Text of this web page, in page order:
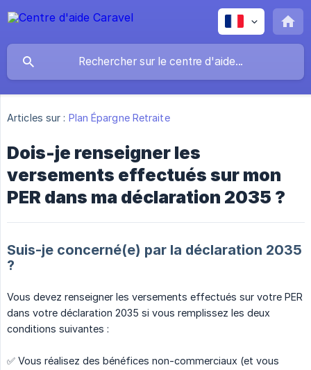
Articles sur : Plan Épargne Retraite
Dois-je renseigner les
versements effectués sur mon
PER dans ma déclaration 2035 ?
Suis-je concerné(e) par la déclaration 2035​
?
Vous devez renseigner les versements effectués sur votre PER
dans votre déclaration 2035 si vous remplissez les deux
conditions suivantes :
✅ Vous réalisez des bénéfices non-commerciaux (et vous